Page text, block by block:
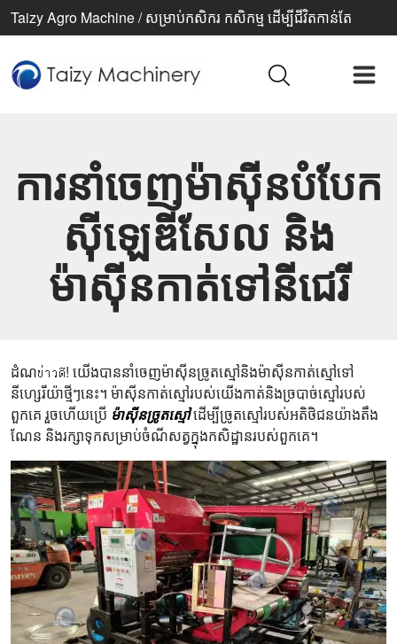
Taizy Agro Machine / សម្រាប់កសិករ កសិកម្ម ដើម្បីជីវិតកាន់តែ
ការនាំចេញម៉ាស៊ីនបំបែក
ស៊ីឡេឌីសែល និង
ម៉ាស៊ីនកាត់ទៅនីជេរី
ដំណข่าวดี! យើង​បាន​នាំចេញ​ម៉ាស៊ីន​ច្រូត​ស្មៅ​និង​ម៉ាស៊ីន​កាត់​ស្មៅ​ទៅ​
នីហ្សេរីយ៉ា​ថ្មីៗ​នេះ។ ម៉ាស៊ីន​កាត់​ស្មៅ​របស់​យើង​កាត់​និង​ច្របាច់​ស្មៅ​របស់​
ពួកគេ​ រួច​ហើយ​ប្រើ​ ម៉ាស៊ីន​ច្រូត​ស្មៅ​ដើម្បី​ច្រូត​ស្មៅ​របស់​អតិថិជន​យ៉ាង​តឹង​
ណែន​ និង​រក្សា​ទុក​សម្រាប់​ចំណី​សត្វ​ក្នុង​កសិដ្ឋាន​របស់​ពួកគេ។